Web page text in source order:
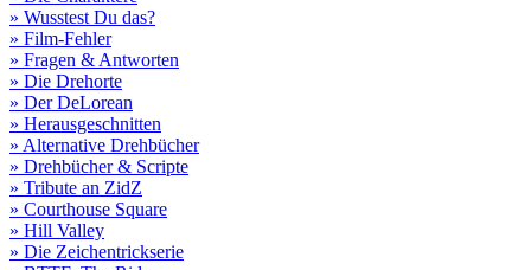
» Wusstest Du das?
» Film-Fehler
» Fragen & Antworten
» Die Drehorte
» Der DeLorean
» Herausgeschnitten
» Alternative Drehbücher
» Drehbücher & Scripte
» Tribute an ZidZ
» Courthouse Square
» Hill Valley
» Die Zeichentrickserie